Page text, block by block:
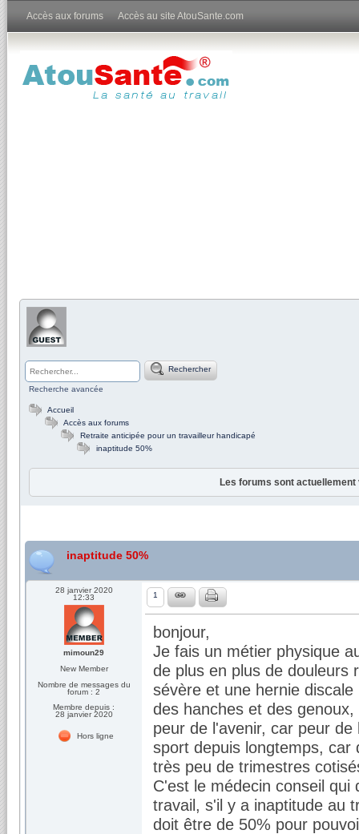
Accès aux forums Accès au site AtouSante.com
Rechercher
Recherche avancée
Accueil
Accès aux forums
Retraite anticipée pour un travailleur handicapé
inaptitude 50%
Les forums sont
inaptitude 50%
28 janvier 2020
12:33
mimoun29
New Member
Nombre de messages du
forum : 2
Membre depuis :
28 janvier 2020
Hors ligne
1
bonjour,
Je fais un métier physique
de plus en plus de douleurs
sévère et une hernie
des hanches et des
peur de l'avenir, car peur
sport depuis longtemps,
très peu de trimestres
C'est le médecin conseil
travail, s'il y a inaptitude au
doit être de 50% pour